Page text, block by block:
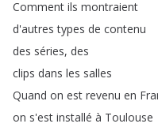
Comment ils montraient
d'autres types de contenu
des séries, des
clips dans les salles
Quand on est revenu en
on s'est installé à Toulouse